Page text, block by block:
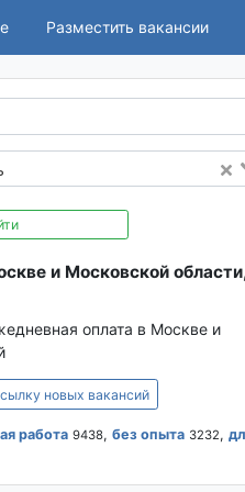
Разместить вакансии
и Московской
оплата в Москве и
новых вакансий
работа 9438, без опыта 3232,